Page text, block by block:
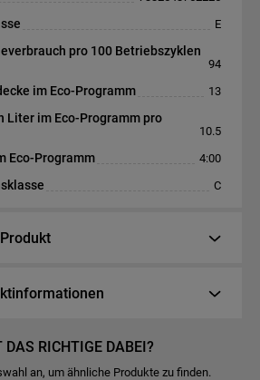
E
pro 100 Betriebszyklen
94
im Eco-Programm 13
Liter im Eco-Programm pro
10.5
Eco-Programm 4:00
C
DAS RICHTIGE DABEI?
an, um ähnliche Produkte zu finden.